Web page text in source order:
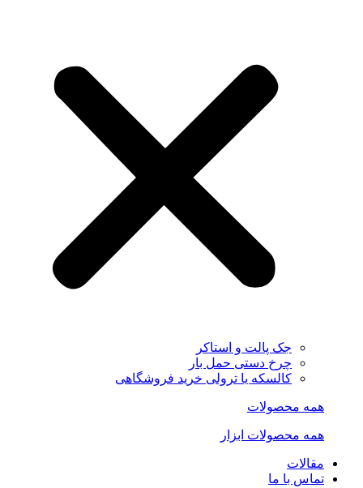
جک پالت و استاکر
چرخ دستی حمل بار
کالسکه یا ترولی خرید فروشگاهی
همه محصولات
همه محصولات ابزار
مقالات
تماس با ما